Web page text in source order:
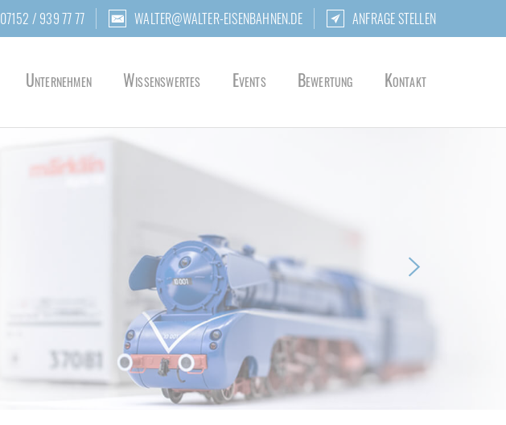
07152 / 939 77 77 WALTER@WALTER-EISENBAHNEN.DE ANFRAGE STELLEN
Unternehmen Wissenswertes Events Bewertung Kontakt